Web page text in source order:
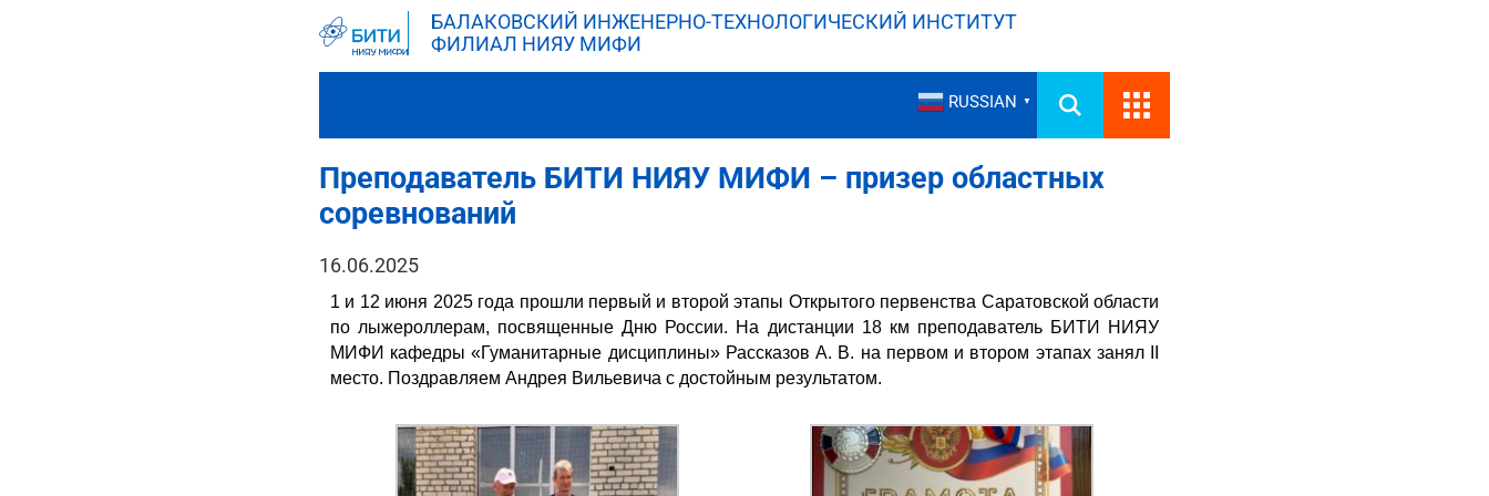
БАЛАКОВСКИЙ ИНЖЕНЕРНО-ТЕХНОЛОГИЧЕСКИЙ ИНСТИТУТ
ФИЛИАЛ НИЯУ МИФИ
RUSSIAN ▼
Преподаватель БИТИ НИЯУ МИФИ – призер областных
соревнований
16.06.2025
1 и 12 июня 2025 года прошли первый и второй этапы Открытого первенства Саратовской области
по лыжероллерам, посвященные Дню России. На дистанции 18 км преподаватель БИТИ НИЯУ
МИФИ кафедры «Гуманитарные дисциплины» Рассказов А. В. на первом и втором этапах занял II
место. Поздравляем Андрея Вильевича с достойным результатом.